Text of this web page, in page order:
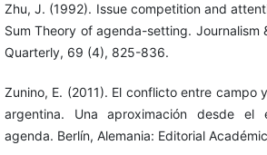
Zhu, J. (1992). Issue competition and
Sum Theory of agenda-setting. Journalism
Quarterly, 69 (4), 825-836.
Zunino, E. (2011). El conflicto entre campo
argentina. Una aproximación desde el
agenda. Berlín, Alemania: Editorial